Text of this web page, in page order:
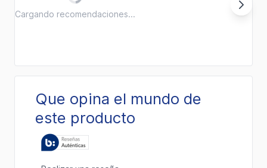
Cargando recomendaciones...